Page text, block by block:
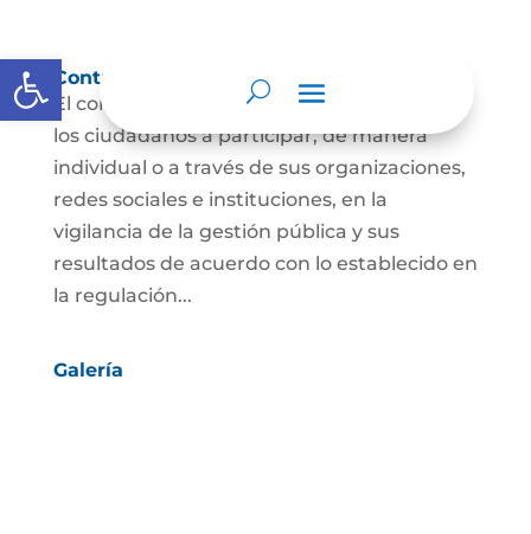
Abrir barra de herramientas
Control social
El control social es el derecho y el deber de
los ciudadanos a participar, de manera
individual o a través de sus organizaciones,
redes sociales e instituciones, en la
vigilancia de la gestión pública y sus
resultados de acuerdo con lo establecido en
la regulación...
Galería